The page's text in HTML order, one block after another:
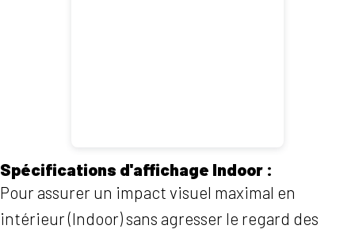
Spécifications d'affichage Indoor :
Pour assurer un impact visuel maximal en
intérieur (Indoor) sans agresser le regard des